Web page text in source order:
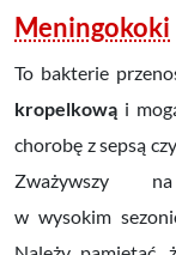
Meningokoki
To bakterie
kropelkową i
chorobę z sepsą
Zważywszy
w wysokim